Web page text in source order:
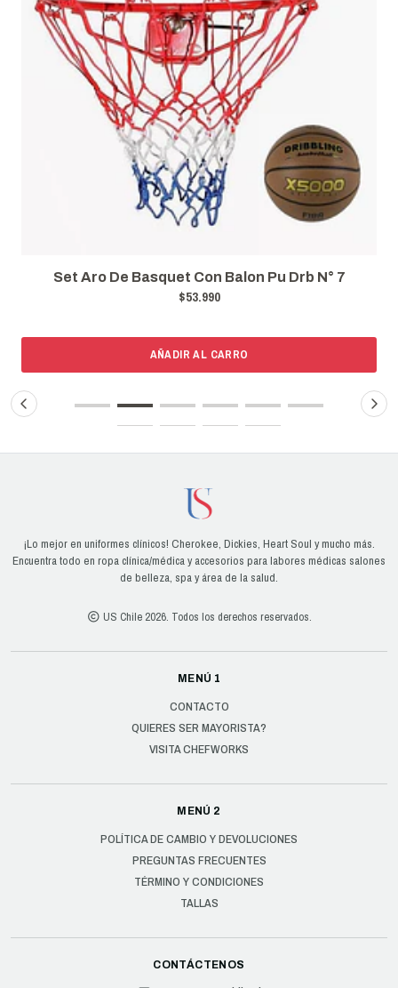
Set Aro De Basquet Con Balon Pu Drb N° 7
$53.990
AÑADIR AL CARRO
¡Lo mejor en uniformes clínicos! Cherokee, Dickies, Heart Soul y mucho más.
Encuentra todo en ropa clínica/médica y accesorios para labores médicas salones
de belleza, spa y área de la salud.
US Chile 2026. Todos los derechos reservados.
MENÚ 1
CONTACTO
QUIERES SER MAYORISTA?
VISITA CHEFWORKS
MENÚ 2
POLÍTICA DE CAMBIO Y DEVOLUCIONES
PREGUNTAS FRECUENTES
TÉRMINO Y CONDICIONES
TALLAS
CONTÁCTENOS